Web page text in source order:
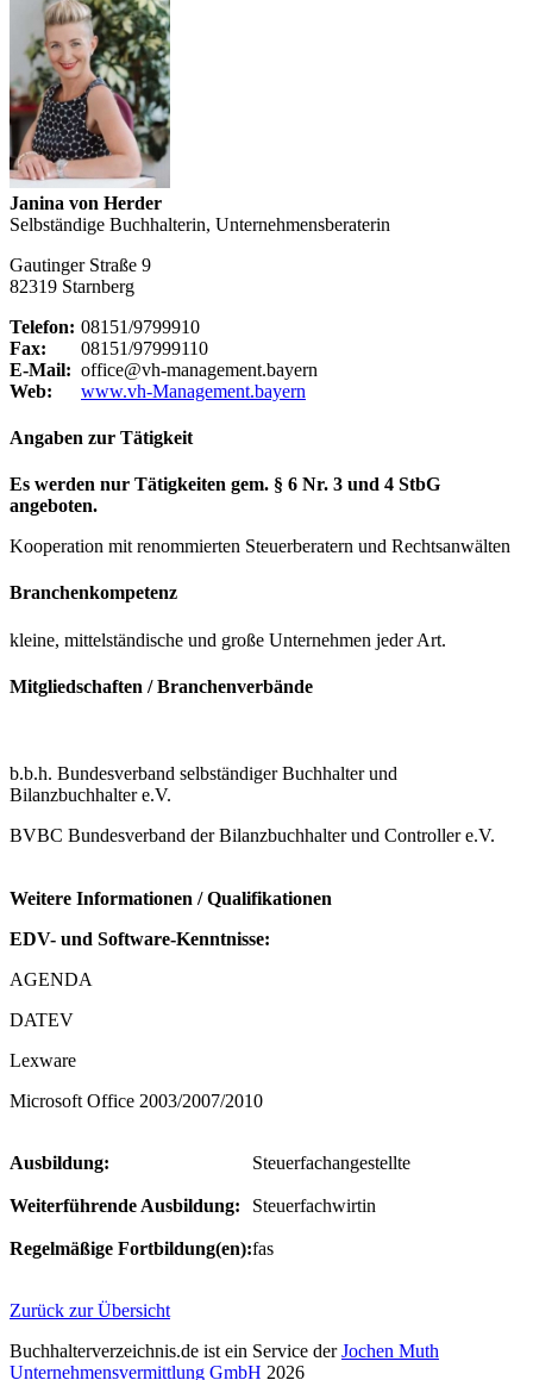
Janina von Herder
Selbständige Buchhalterin, Unternehmensberaterin
Gautinger Straße 9
82319 Starnberg
Telefon: 08151/9799910
Fax:
08151/97999110
E-Mail: office@vh-management.bayern
Web:
www.vh-Management.bayern
Angaben zur Tätigkeit
Es werden nur Tätigkeiten gem. § 6 Nr. 3 und 4 StbG
angeboten.
Kooperation mit renommierten Steuerberatern und Rechtsanwälten
Branchenkompetenz
kleine, mittelständische und große Unternehmen jeder Art.
Mitgliedschaften / Branchenverbände
b.b.h. Bundesverband selbständiger Buchhalter und
Bilanzbuchhalter e.V.
BVBC Bundesverband der Bilanzbuchhalter und Controller e.V.
Weitere Informationen / Qualifikationen
EDV- und Software-Kenntnisse:
AGENDA
DATEV
Lexware
Microsoft Office 2003/2007/2010
Ausbildung: Steuerfachangestellte
Weiterführende Ausbildung: Steuerfachwirtin
Regelmäßige Fortbildung(en):fas
Zurück zur Übersicht
Buchhalterverzeichnis.de ist ein Service derJochen Muth
Unternehmensvermittlung GmbH 2026